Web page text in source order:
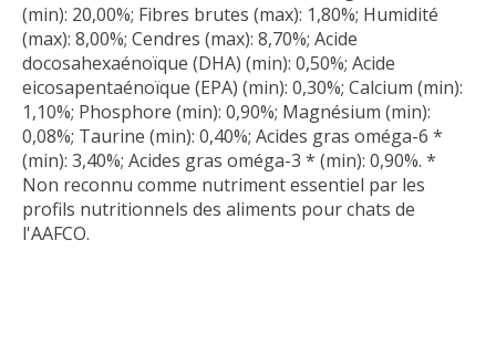
(min): 20,00%; Fibres brutes (max): 1,80%; Humidité
(max): 8,00%; Cendres (max): 8,70%; Acide
docosahexaénoïque (DHA) (min): 0,50%; Acide
eicosapentaénoïque (EPA) (min): 0,30%; Calcium (min):
1,10%; Phosphore (min): 0,90%; Magnésium (min):
0,08%; Taurine (min): 0,40%; Acides gras oméga-6 *
(min): 3,40%; Acides gras oméga-3 * (min): 0,90%. *
Non reconnu comme nutriment essentiel par les
profils nutritionnels des aliments pour chats de
l'AAFCO.